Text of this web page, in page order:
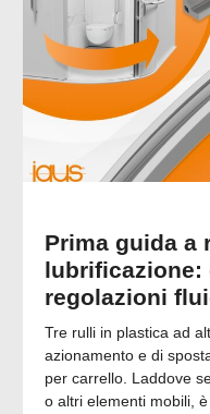
Prima guida a
lubrificazione:
regolazioni
Tre rulli in plastica ad
azionamento e di
per carrello. Laddove
o altri elementi mobili,